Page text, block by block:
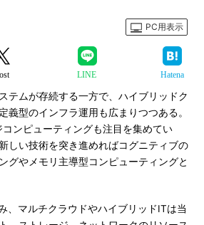
PC用表示
LINE Hatena
テムが存続する一方で、ハイブリッドク
義型のインフラ運用も広まりつつある。
ンピューティングも注目を集めてい
しい技術を突き進めればコグニティブの
グやメモリ主導型コンピューティングと
、マルチクラウドやハイブリッドITは当